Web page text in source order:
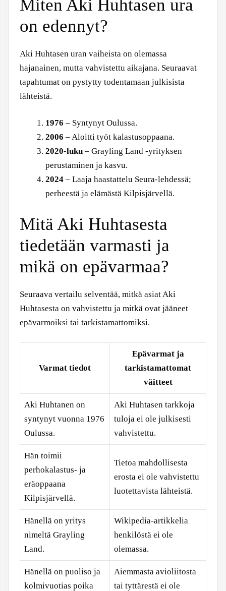
Miten Aki Huhtasen ura
on edennyt?
Aki Huhtasen uran vaiheista on olemassa
hajanainen, mutta vahvistettu aikajana. Seuraavat
tapahtumat on pystytty todentamaan julkisista
lähteistä.
1976 – Syntynyt Oulussa.
2006 – Aloitti työt kalastusoppaana.
2020-luku – Grayling Land -yrityksen
perustaminen ja kasvu.
2024 – Laaja haastattelu Seura-lehdessä;
perheestä ja elämästä Kilpisjärvellä.
Mitä Aki Huhtasesta
tiedetään varmasti ja
mikä on epävarmaa?
Seuraava vertailu selventää, mitkä asiat Aki
Huhtasesta on vahvistettu ja mitkä ovat jääneet
epävarmoiksi tai tarkistamattomiksi.
Varmat tiedot
Epävarmat ja
tarkistamattomat
väitteet
Aki Huhtanen on
syntynyt vuonna 1976
Oulussa.
Aki Huhtasen tarkkoja
tuloja ei ole julkisesti
vahvistettu.
Hän toimii
perhokalastus- ja
eräoppaana
Kilpisjärvellä.
Tietoa mahdollisesta
erosta ei ole vahvistettu
luotettavista lähteistä.
Hänellä on yritys
nimeltä Grayling
Land.
Wikipedia-artikkelia
henkilöstä ei ole
olemassa.
Hänellä on puoliso ja
kolmivuotias poika
Aiemmasta avioliitosta
tai tyttärestä ei ole